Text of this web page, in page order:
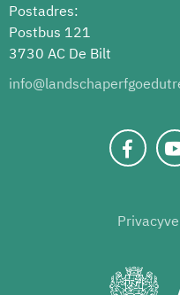
Postadres:
Postbus 121
3730 AC De Bilt